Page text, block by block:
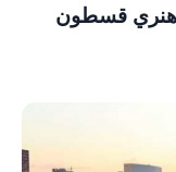
هنري قسطون